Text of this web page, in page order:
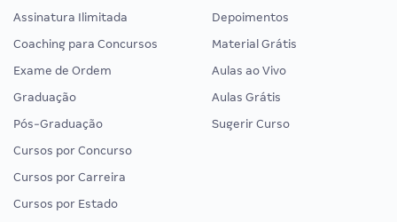
Assinatura Ilimitada
Coaching para Concursos
Exame de Ordem
Graduação
Pós-Graduação
Cursos por Concurso
Cursos por Carreira
Cursos por Estado
Depoimentos
Material Grátis
Aulas ao Vivo
Aulas Grátis
Sugerir Curso